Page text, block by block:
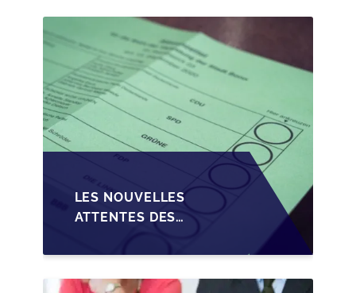
LES NOUVELLES
ATTENTES DES
TRANSMISSION DES
PME BELGES